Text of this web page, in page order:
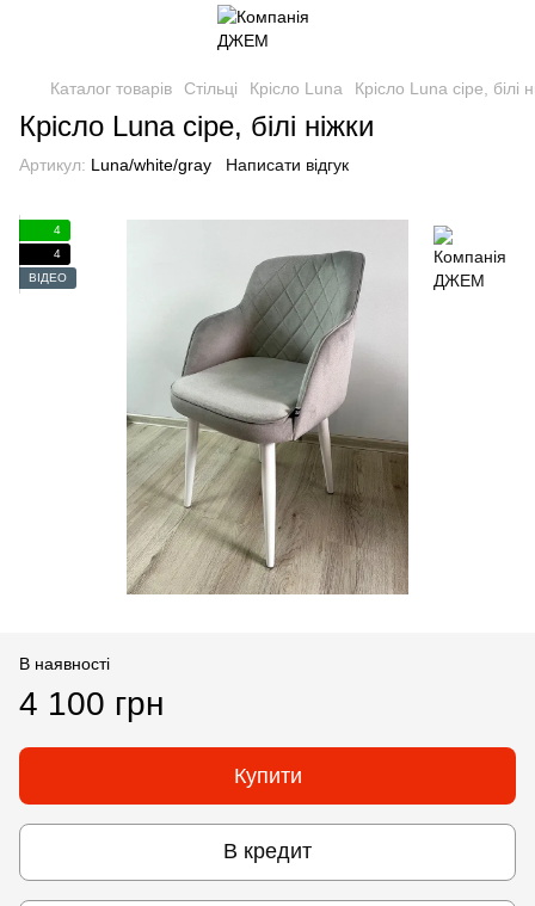
Каталог товарів Стільці Крісло Luna Крісло Luna сіре, білі
Крісло Luna сіре, білі ніжки
Артикул: Luna/white/gray Написати відгук
4
4
ВІДЕО
В наявності
4 100 грн
Купити
В кредит